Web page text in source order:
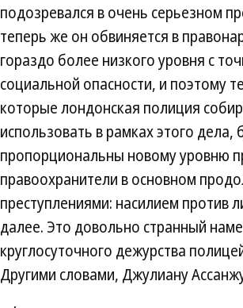
подозревался в очень серьезном
теперь же он обвиняется в
гораздо более низкого уровня с
социальной опасности, и поэтому
которые лондонская полиция
использовать в рамках этого дела,
пропорциональны новому уровню
правоохранители в основном
преступлениями: насилием против
далее. Это довольно странный
круглосуточного дежурства
Другими словами, Джулиану